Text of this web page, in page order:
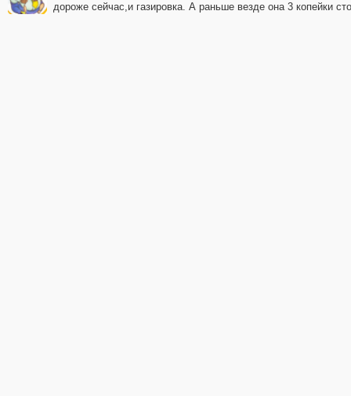
дороже сейчас,и газировка. А раньше везде она 3 копейки